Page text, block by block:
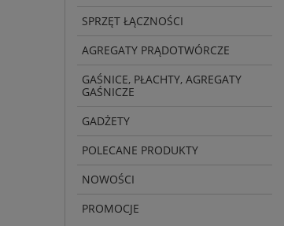
SPRZĘT ŁĄCZNOŚCI
AGREGATY PRĄDOTWÓRCZE
GAŚNICE, PŁACHTY, AGREGATY
GAŚNICZE
GADŻETY
POLECANE PRODUKTY
NOWOŚCI
PROMOCJE